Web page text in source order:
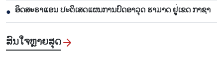
● ອິດສະຣາແອນ ປະຕິເສດແຜນການປົດອາວຸດ ຮາມາດ ຢູ່ເຂດ ກາຊາ
ສົນ​ໃຈ​ຫຼາຍ​ສຸດ